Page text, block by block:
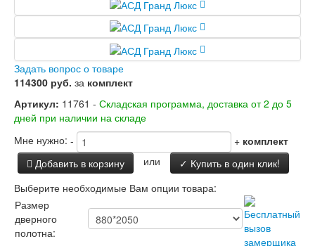
Лабиринт Аляска Лайт
Лабиринт Арт
Лабиринт Атлантик
Лабиринт Бетон
Лабиринт Верса
Лабиринт Версаль
Лабиринт Гранд
Лабиринт Дверь двойная тамбурная под
Лабиринт Имперо
Лабиринт Инфинити
Лабиринт Иссида
Лабиринт Карбон
Лабиринт Кармина
Лабиринт Классик Антик медный
Лабиринт Классик Шагрень
Задать вопрос о товаре
114300 руб. за комплект
Артикул: 11761 - Складская программа, доставка от 2 до 5
дней при наличии на складе
Мне нужно: - + комплект
Добавить в корзину
или
✓ Купить в один клик!
Выберите необходимые Вам опции товара:
Размер
дверного
полотна: